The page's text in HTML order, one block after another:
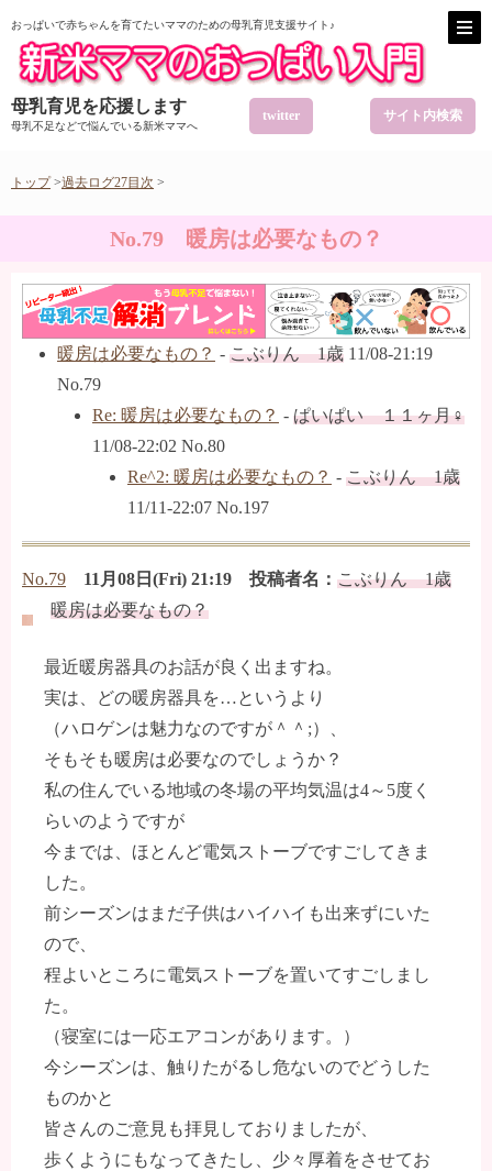
おっぱいで赤ちゃんを育てたいママのための母乳育児支援サイト♪
母乳育児を応援します
母乳不足などで悩んでいる新米ママへ
twitter サイト内検索
トップ>過去ログ27目次 >
No.79 暖房は必要なもの？
暖房は必要なもの？ - こぶりん 1歳 11/08-21:19
No.79
Re: 暖房は必要なもの？ - ぱいぱい １１ヶ月♀
11/08-22:02 No.80
Re^2: 暖房は必要なもの？ - こぶりん 1歳
11/11-22:07 No.197
No.79 11月08日(Fri) 21:19 投稿者名： こぶりん 1歳
暖房は必要なもの？
最近暖房器具のお話が良く出ますね。
実は、どの暖房器具を…というより
（ハロゲンは魅力なのですが＾＾;）、
そもそも暖房は必要なのでしょうか？
私の住んでいる地域の冬場の平均気温は4～5度く
らいのようですが
今までは、ほとんど電気ストーブですごしてきま
した。
前シーズンはまだ子供はハイハイも出来ずにいた
ので、
程よいところに電気ストーブを置いてすごしまし
た。
（寝室には一応エアコンがあります。）
今シーズンは、触りたがるし危ないのでどうした
ものかと
皆さんのご意見も拝見しておりましたが、
歩くようにもなってきたし、少々厚着をさせてお